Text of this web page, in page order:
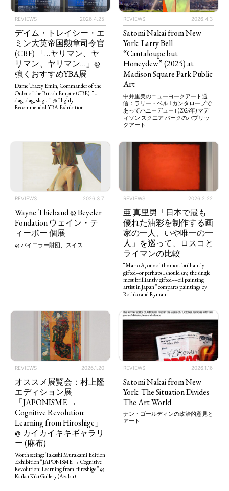
REVIEWS 2026.4.25
デイム・トレイシー・エ
ミン大英帝国勲章司令官
(CBE) 「…ヤリマン、ヤ
リマン、ヤリマン…」@
強くおすすめYBA展
Dame Tracey Emin, Commander of the
Order of the British Empire (CBE): “…
slag, slag, slag…” @ Highly
Recommended YBA Exhibition
REVIEWS 2026.4.3
Satomi Nakai from New
York: Larry Bell
“Cantaloupe but
Honeydew” (2025) at
Madison Square Park Public
Art
中井里美のニューヨークアート通
信：ラリー・ベル ｢カンタロープで
あってハニーデュー｣ (2025年) マデ
ィソン スクエア パークのパブリッ
クアート
REVIEWS 2026.3.7
Wayne Thiebaud @ Beyeler
Fondation ウェイン・テ
ィーボー 個展
@ バイエラー財団、スイス
REVIEWS 2026.2.22
亜 真里男「日本で最も
優れた油彩を制作する画
家の一人、いや唯一の一
人」を巡って、ロスコと
ライマンの比較
“Mario A, one of the most brilliantly
gifted–or perhaps I should say, the single
most brilliantly gifted––oil painting
artist in Japan” compares paintings by
Rothko and Ryman
REVIEWS 2026.1.20
オススメ展覧会：村上隆
エディション展
「JAPONISME →
Cognitive Revolution:
Learning from Hiroshige」
@ カイカイキキギャラリ
ー (麻布)
Worth seeing: Takashi Murakami Edition
Exhibition “JAPONISME → Cognitive
Revolution: Learning from Hiroshige” @
Kaikai Kiki Gallery (Azabu)
REVIEWS 2026.1.16
Satomi Nakai from New
York: The Situation Divides
The Art World
ナン・ゴールディンの政治的意見と
アート